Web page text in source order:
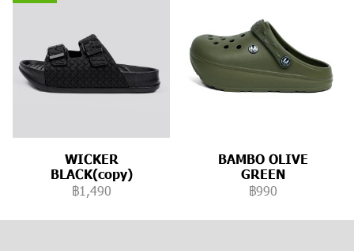
WICKER
BLACK(copy)
฿1,490
BAMBO OLIVE
GREEN
฿990